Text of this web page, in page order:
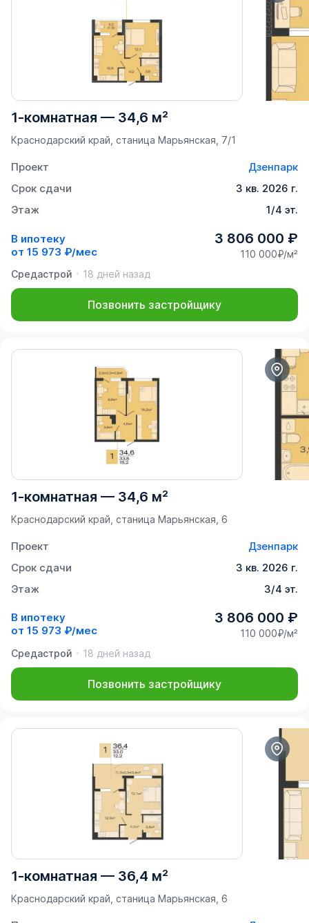
1-комнатная — 34,6 м²
Краснодарский край, станица Марьянская, 7/1
Проект
Дзенпарк
Срок сдачи
3 кв. 2026 г.
Этаж
1/4 эт.
В ипотеку
от 15 973 ₽/мес
3 806 000 ₽
110 000₽/м²
Средастрой
18 дней назад
Позвонить застройщику
1-комнатная — 34,6 м²
Краснодарский край, станица Марьянская, 6
Проект
Дзенпарк
Срок сдачи
3 кв. 2026 г.
Этаж
3/4 эт.
В ипотеку
от 15 973 ₽/мес
3 806 000 ₽
110 000₽/м²
Средастрой
18 дней назад
Позвонить застройщику
1-комнатная — 36,4 м²
Краснодарский край, станица Марьянская, 6